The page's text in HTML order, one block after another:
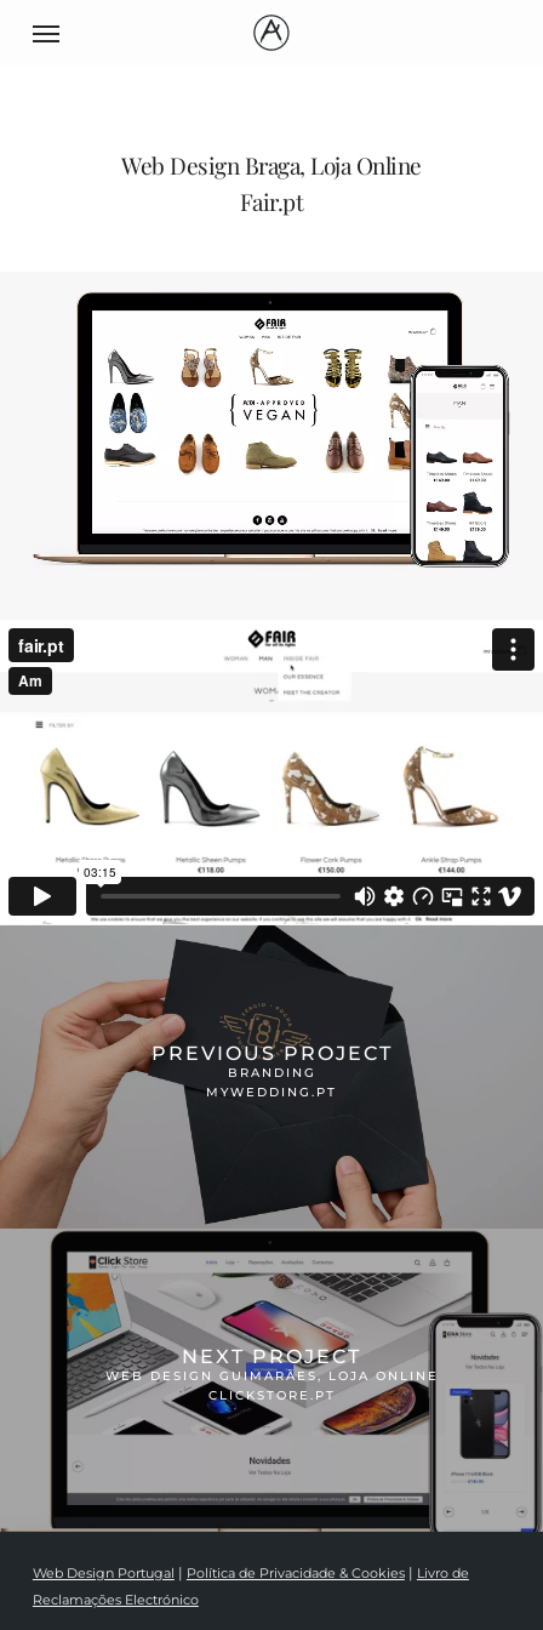
Menu
Web Design Braga, Loja Online
Fair.pt
PREVIOUS PROJECT
BRANDING
MYWEDDING.PT
NEXT PROJECT
WEB DESIGN GUIMARÃES, LOJA ONLINE
CLICKSTORE.PT
Web Design Portugal | Política de Privacidade & Cookies| Livro de
Reclamações Electrónico